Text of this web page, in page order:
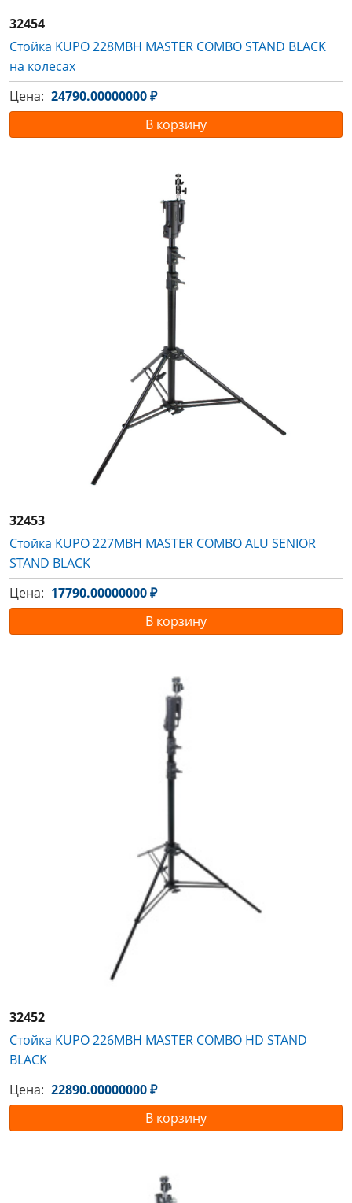
32454
Стойка KUPO 228MBH MASTER COMBO STAND BLACK
на колесах
Цена: 24790.00000000 ₽
В корзину
32453
Стойка KUPO 227MBH MASTER COMBO ALU SENIOR
STAND BLACK
Цена: 17790.00000000 ₽
В корзину
32452
Стойка KUPO 226MBH MASTER COMBO HD STAND
BLACK
Цена: 22890.00000000 ₽
В корзину